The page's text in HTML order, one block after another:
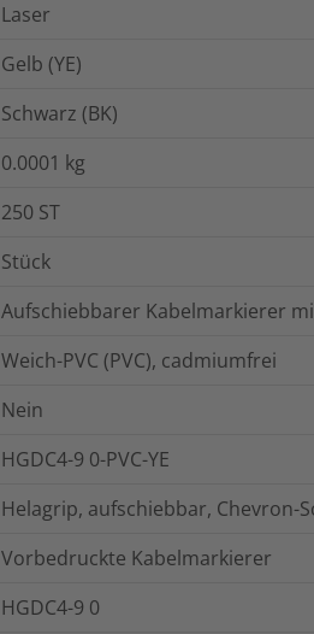
Laser
Gelb (YE)
Schwarz (BK)
0.0001 kg
250 ST
Stück
Aufschiebbarer Kabelmarkierer
Weich-PVC (PVC), cadmiumfrei
Nein
HGDC4-9 0-PVC-YE
Helagrip, aufschiebbar, Chevron-
Vorbedruckte Kabelmarkierer
HGDC4-9 0